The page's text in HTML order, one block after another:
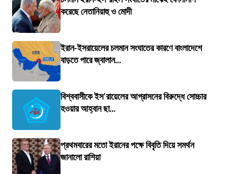
করেছে নেতানিয়াহু ও মোদী
ইরান-ইসরায়েলের চলমান সংঘাতের কারণে বাংলাদেশে
বাড়তে পারে জ্বালান...
বিশ্ববাসীকে ইস'রায়েলের আগ্রাসনের বিরুদ্ধে সোচ্চার
হওয়ার আহ্বান ছা...
প্রথমবারের মতো ইরানের পক্ষে বিবৃতি দিয়ে সমর্থন
জানালো রাশিয়া